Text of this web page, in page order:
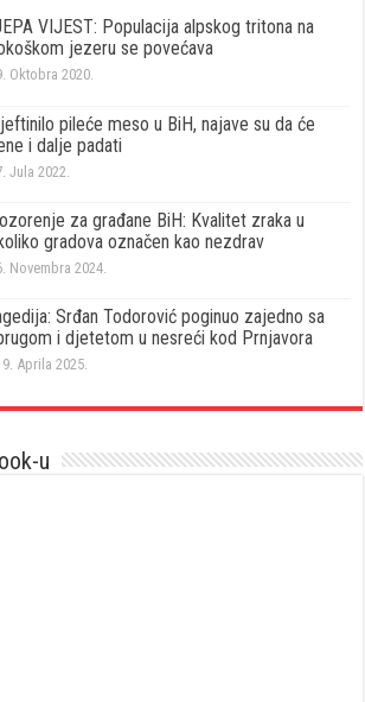
VIJEST: Populacija alpskog tritona na
jezeru se povećava
Oktobra 2020.
pileće meso u BiH, najave su da će
i dalje padati
Jula 2022.
za građane BiH: Kvalitet zraka u
gradova označen kao nezdrav
Novembra 2024.
Srđan Todorović poginuo zajedno sa
i djetetom u nesreći kod Prnjavora
Aprila 2025.
u